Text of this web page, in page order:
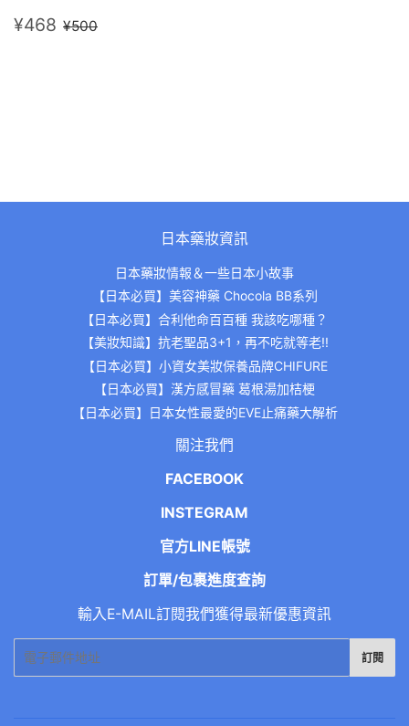
售
¥468 ¥468
定價
¥500
日本藥妝資訊
日本藥妝情報＆一些日本小故事
【日本必買】美容神藥 Chocola BB系列
【日本必買】合利他命百百種 我該吃哪種？
【美妝知識】抗老聖品3+1，再不吃就等老!!
【日本必買】小資女美妝保養品牌CHIFURE
【日本必買】漢方感冒藥 葛根湯加桔梗
【日本必買】日本女性最愛的EVE止痛藥大解析
關注我們
FACEBOOK
INSTEGRAM
官方LINE帳號
訂單/包裹進度查詢
輸入E-MAIL訂閱我們獲得最新優惠資訊
電
子
訂閱